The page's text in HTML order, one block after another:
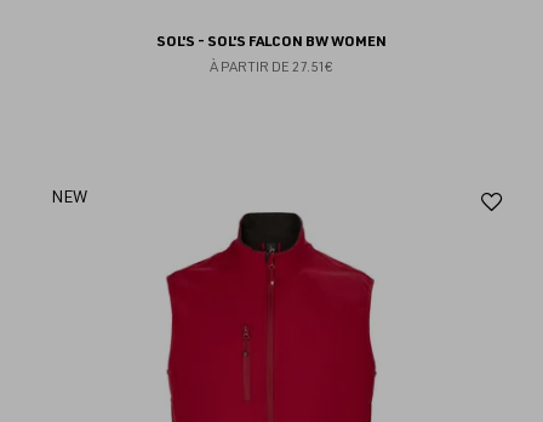
SOL'S - SOL'S FALCON BW WOMEN
À PARTIR DE 27.51€
NEW